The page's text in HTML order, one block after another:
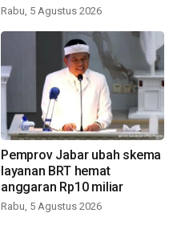
Rabu, 5 Agustus 2026
Pemprov Jabar ubah skema
layanan BRT hemat
anggaran Rp10 miliar
Rabu, 5 Agustus 2026